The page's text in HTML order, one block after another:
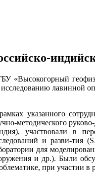
«Высокогорный
лавинной
указанного
методического
участвовали в
и разви-тия
для
и др.). Были
при участии